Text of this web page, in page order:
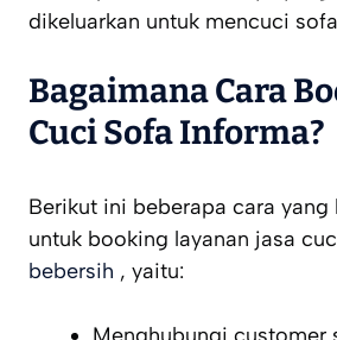
dikeluarkan untuk mencuci
Bagaimana Cara
Cuci Sofa Informa?
Berikut ini beberapa cara yang
untuk booking layanan jasa
bebersih , yaitu: